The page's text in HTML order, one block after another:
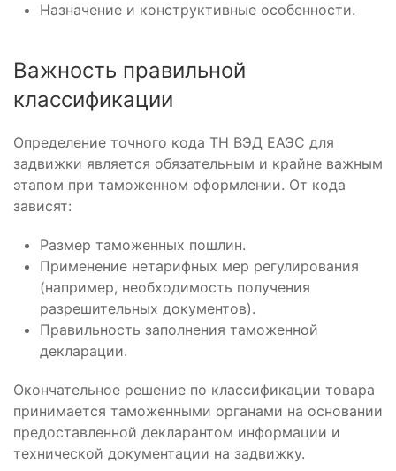
Назначение и конструктивные особенности.
Важность правильной
классификации
Определение точного кода ТН ВЭД ЕАЭС для
задвижки является обязательным и крайне важным
этапом при таможенном оформлении. От кода
зависят:
Размер таможенных пошлин.
Применение нетарифных мер регулирования
(например, необходимость получения
разрешительных документов).
Правильность заполнения таможенной
декларации.
Окончательное решение по классификации товара
принимается таможенными органами на основании
предоставленной декларантом информации и
технической документации на задвижку.